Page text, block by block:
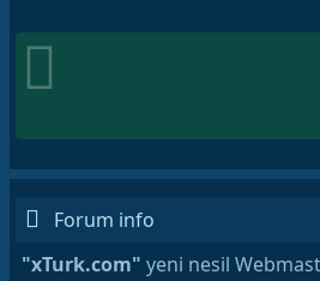
Forum info
"xTurk.com" yeni nesil